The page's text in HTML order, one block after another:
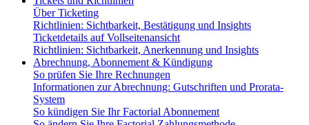
Über Ticketing
Richtlinien: Sichtbarkeit, Bestätigung und Insights
Ticketdetails auf Vollseitenansicht
Richtlinien: Sichtbarkeit, Anerkennung und Insights
Abrechnung, Abonnement & Kündigung
So prüfen Sie Ihre Rechnungen
Informationen zur Abrechnung: Gutschriften und Prorata-
System
So kündigen Sie Ihr Factorial Abonnement